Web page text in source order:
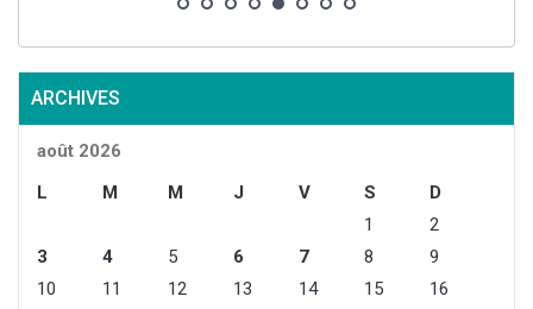
ARCHIVES
août 2026
L
M M J V S
D
1
2
3
4 5 6 7 8
9
10
11 12 13 14 15
16